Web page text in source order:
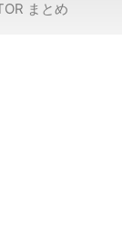
まとめ